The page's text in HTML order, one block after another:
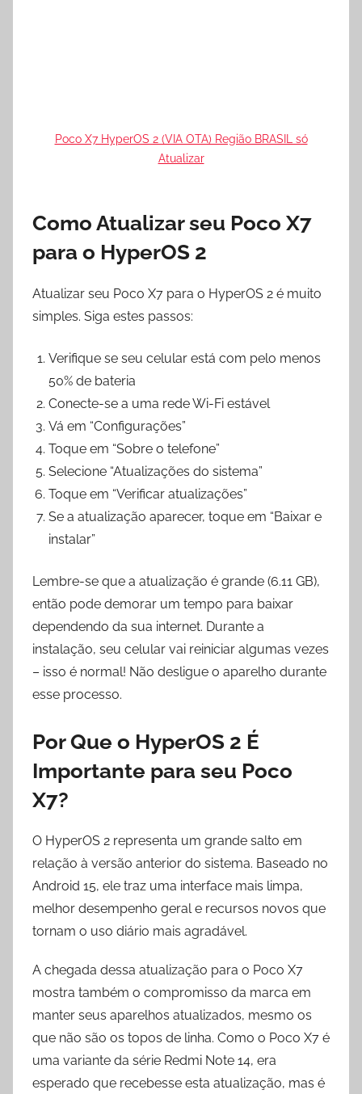
Poco X7 HyperOS 2 (VIA OTA) Região BRASIL só
Atualizar
Como Atualizar seu Poco X7
para o HyperOS 2
Atualizar seu Poco X7 para o HyperOS 2 é muito
simples. Siga estes passos:
Verifique se seu celular está com pelo menos
50% de bateria
Conecte-se a uma rede Wi-Fi estável
Vá em “Configurações”
Toque em “Sobre o telefone”
Selecione “Atualizações do sistema”
Toque em “Verificar atualizações”
Se a atualização aparecer, toque em “Baixar e
instalar”
Lembre-se que a atualização é grande (6.11 GB),
então pode demorar um tempo para baixar
dependendo da sua internet. Durante a
instalação, seu celular vai reiniciar algumas vezes
– isso é normal! Não desligue o aparelho durante
esse processo.
Por Que o HyperOS 2 É
Importante para seu Poco
X7?
O HyperOS 2 representa um grande salto em
relação à versão anterior do sistema. Baseado no
Android 15, ele traz uma interface mais limpa,
melhor desempenho geral e recursos novos que
tornam o uso diário mais agradável.
A chegada dessa atualização para o Poco X7
mostra também o compromisso da marca em
manter seus aparelhos atualizados, mesmo os
que não são os topos de linha. Como o Poco X7 é
uma variante da série Redmi Note 14, era
esperado que recebesse esta atualização, mas é